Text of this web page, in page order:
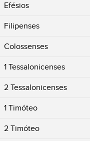
Efésios
Filipenses
Colossenses
1 Tessalonicenses
2 Tessalonicenses
1 Timóteo
2 Timóteo